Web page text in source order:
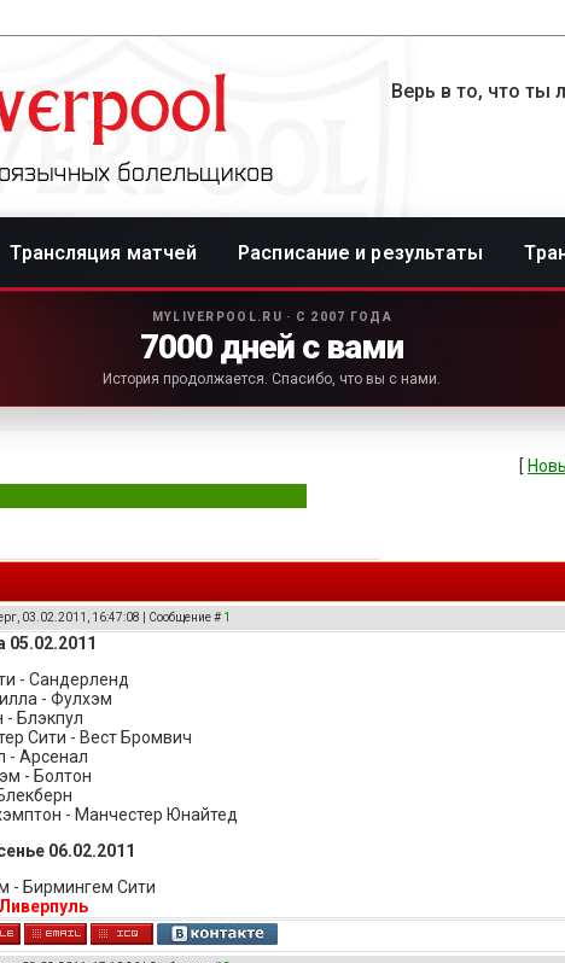
Верь в то, что ты
Трансляция матчей Расписание и результаты
MYLIVERPOOL.RU · С 2007 ГОДА
7000 дней с вами
История продолжается. Спасибо, что вы с нами.
[
03.02.2011, 16:47:08 | Сообщение # 1
05.02.2011
- Сандерленд
- Фулхэм
- Блэкпул
Сити - Вест Бромвич
- Арсенал
- Болтон
- Манчестер Юнайтед
06.02.2011
- Бирмингем Сити
Ливерпуль